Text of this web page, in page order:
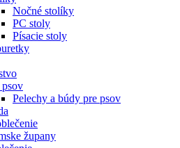
Nočné stolíky
PC stoly
Písacie stoly
psov
Pelechy a búdy pre psov
župany